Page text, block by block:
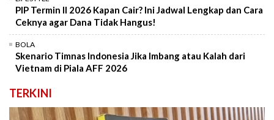
PIP Termin II 2026 Kapan Cair? Ini Jadwal Lengkap dan Cara
Ceknya agar Dana Tidak Hangus!
BOLA
Skenario Timnas Indonesia Jika Imbang atau Kalah dari
Vietnam di Piala AFF 2026
TERKINI